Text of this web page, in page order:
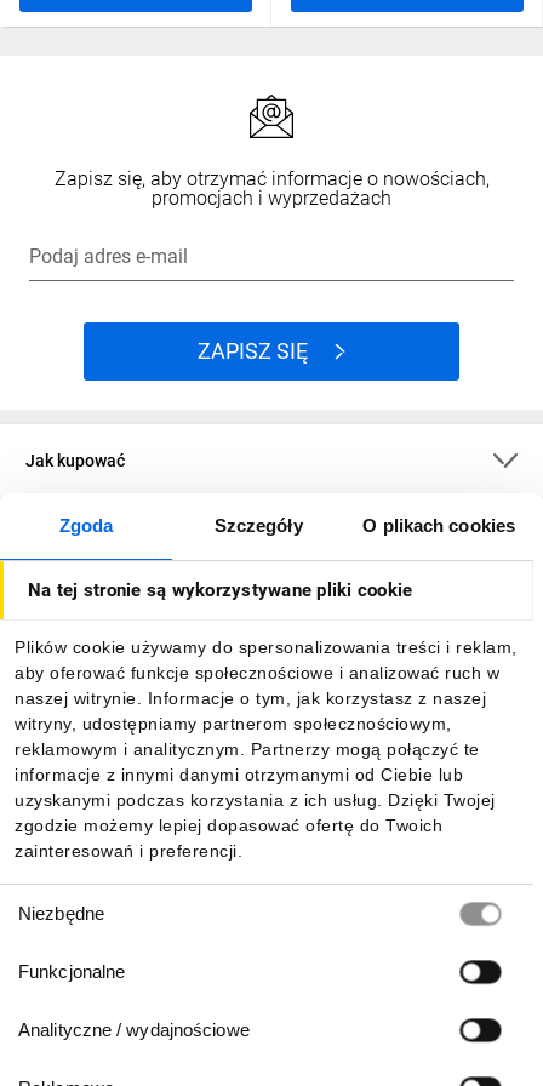
Zgoda Szczegóły O plikach cookies
Na tej stronie są wykorzystywane pliki cookie
Plików cookie używamy do spersonalizowania treści i reklam,
aby oferować funkcje społecznościowe i analizować ruch w
naszej witrynie. Informacje o tym, jak korzystasz z naszej
witryny, udostępniamy partnerom społecznościowym,
reklamowym i analitycznym. Partnerzy mogą połączyć te
informacje z innymi danymi otrzymanymi od Ciebie lub
uzyskanymi podczas korzystania z ich usług. Dzięki Twojej
zgodzie możemy lepiej dopasować ofertę do Twoich
zainteresowań i preferencji.
zgody
Niezbędne
Funkcjonalne
Analityczne / wydajnościowe
Zapisz się, aby otrzymać informacje o nowościach,
promocjach i wyprzedażach
Podaj adres e-mail
ZAPISZ SIĘ
Jak kupować
O firmie
Informacje
Pobierz naszą aplikację mobilną: